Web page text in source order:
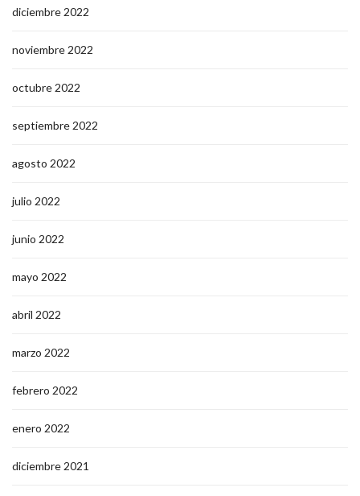
diciembre 2022
noviembre 2022
octubre 2022
septiembre 2022
agosto 2022
julio 2022
junio 2022
mayo 2022
abril 2022
marzo 2022
febrero 2022
enero 2022
diciembre 2021